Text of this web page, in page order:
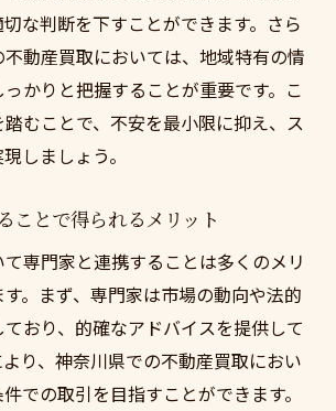
な判断を下すことができます。さら
動産買取においては、地域特有の情
かりと把握することが重要です。こ
むことで、不安を最小限に抑え、ス
しましょう。
ことで得られるメリット
専門家と連携することは多くのメリ
。まず、専門家は市場の動向や法的
おり、的確なアドバイスを提供して
り、神奈川県での不動産買取におい
での取引を目指すことができます。